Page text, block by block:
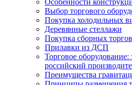
Особенности
Выбор торгового
Покупка холодильных
Деревянные стеллажи
Покупка сборных
Прилавки из ДСП
Торговое
российский
Преимущества